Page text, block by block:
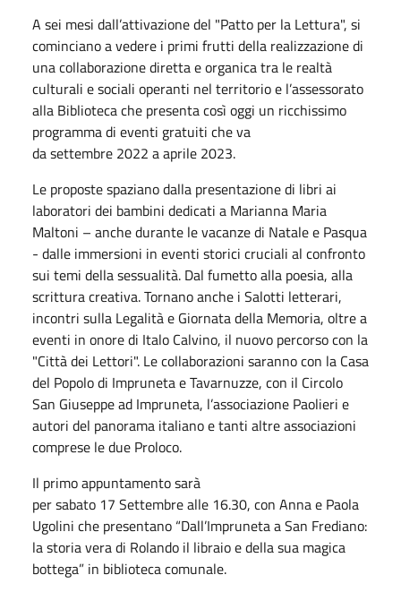
A sei mesi dall’attivazione del "Patto per la Lettura", si
cominciano a vedere i primi frutti della realizzazione di
una collaborazione diretta e organica tra le realtà
culturali e sociali operanti nel territorio e l’assessorato
alla Biblioteca che presenta così oggi un ricchissimo
programma di eventi gratuiti che va
dasettembre 2022 aaprile 2023.
Le proposte spaziano dalla presentazione di libri ai
laboratori dei bambini dedicati a Marianna Maria
Maltoni – anche durante le vacanze di Natalee Pasqua
- dalle immersioni in eventi storici cruciali al confronto
sui temi della sessualità. Dal fumetto alla poesia, alla
scrittura creativa. Tornano anche i Salotti letterari,
incontri sulla Legalità e Giornata della Memoria, oltre a
eventi in onore di Italo Calvino, il nuovo percorso con la
"Città dei Lettori". Le collaborazioni saranno con la Casa
del Popolo di Impruneta e Tavarnuzze, con il Circolo
San Giuseppe ad Impruneta, l’associazione Paolieri e
autori del panorama italiano e tanti altre associazioni
comprese le due Proloco.
Il primo appuntamento sarà
persabato 17 Settembrealle 16.30, con Anna e Paola
Ugolini che presentano “Dall’Impruneta a San Frediano:
la storia vera di Rolando il libraio e della sua magica
bottega” in biblioteca comunale.